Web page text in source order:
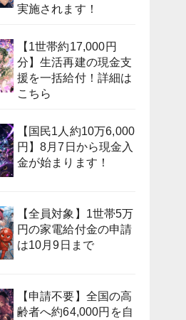
実施されます！
【1世帯約17,000円
分】生活再建の現金支
援を一括給付！詳細は
こちら
【国民1人約10万6,000
円】8月7日から現金入
金が始まります！
【全員対象】1世帯5万
円の家電給付金の申請
は10月9日まで
【申請不要】全国の高
齢者へ約64,000円を自